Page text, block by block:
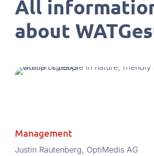
All
about
Management
Justin Rautenberg, OptiMedis AG